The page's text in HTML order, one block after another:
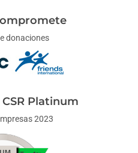
donaciones
Platinum
2023